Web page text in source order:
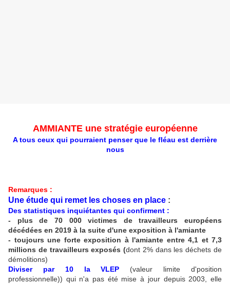
AMMIANTE une stratégie européenne
A tous ceux qui pourraient penser que le fléau est derrière
nous
Remarques :
Une étude qui remet les choses en place :
Des statistiques inquiétantes qui confirment :
- plus de 70 000 victimes de travailleurs européens
décédées en 2019 à la suite d'une exposition à l'amiante
- toujours une forte exposition à l'amiante entre 4,1 et 7,3
millions de travailleurs exposés (dont 2% dans les déchets de
démolitions)
Diviser par 10 la VLEP
(valeur limite d'position
professionnelle)) qui n'a pas été mise à jour depuis 2003, elle